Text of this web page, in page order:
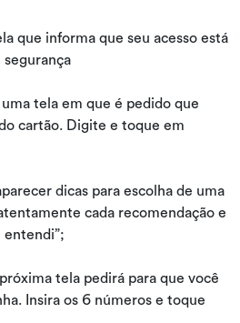
que informa que seu acesso está
tela em que é pedido que
cartão. Digite e toque em
dicas para escolha de uma
cada recomendação e
entendi”;
tela pedirá para que você
Insira os 6 números e toque